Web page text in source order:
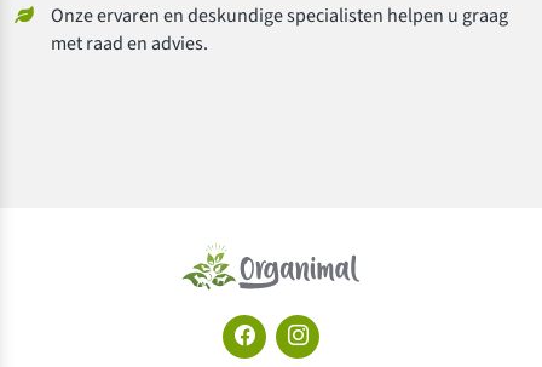
Onze ervaren en deskundige specialisten helpen u graag
met raad en advies.